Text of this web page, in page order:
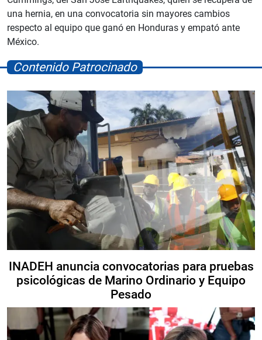
una hernia, en una convocatoria sin mayores cambios
respecto al equipo que ganó en Honduras y empató ante
México.
Contenido Patrocinado
INADEH anuncia convocatorias para pruebas
psicológicas de Marino Ordinario y Equipo
Pesado